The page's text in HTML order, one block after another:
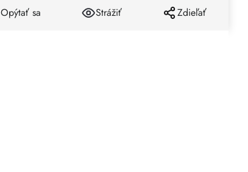
Opýtať sa Strážiť Zdieľať